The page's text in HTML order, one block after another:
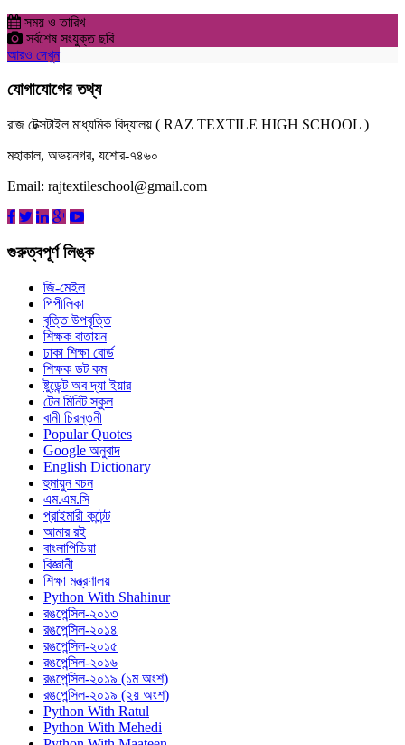
সময় ও তারিখ
সর্বশেষ সংযুক্ত ছবি
আরও দেখুন
যোগাযোগের তথ্য
রাজ টেক্সটাইল মাধ্যমিক বিদ্যালয় ( RAZ TEXTILE HIGH SCHOOL )
মহাকাল, অভয়নগর, যশোর-৭৪৬০
Email: rajtextileschool@gmail.com
গুরুত্বপূর্ণ লিঙ্ক
জি-মেইল
পিপীলিকা
বৃত্তি উপবৃত্তি
শিক্ষক বাতায়ন
ঢাকা শিক্ষা বোর্ড
শিক্ষক ডট কম
ষ্টুডেন্ট অব দ্যা ইয়ার
টেন মিনিট স্কুল
বানী চিরন্তনী
Popular Quotes
Google অনুবাদ
English Dictionary
হুমায়ুন বচন
এম.এম.সি
প্রাইমারী কন্টেন্ট
আমার রই
বাংলাপিডিয়া
বিজ্ঞানী
শিক্ষা মন্ত্রণালয়
Python With Shahinur
রঙপেন্সিল-২০১৩
রঙপেন্সিল-২০১৪
রঙপেন্সিল-২০১৫
রঙপেন্সিল-২০১৬
রঙপেন্সিল-২০১৯ (১ম অংশ)
রঙপেন্সিল-২০১৯ (২য় অংশ)
Python With Ratul
Python With Mehedi